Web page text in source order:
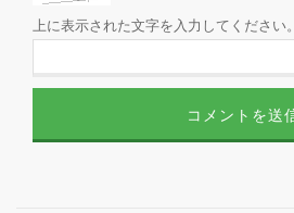
上に表示された文字を入力してください。